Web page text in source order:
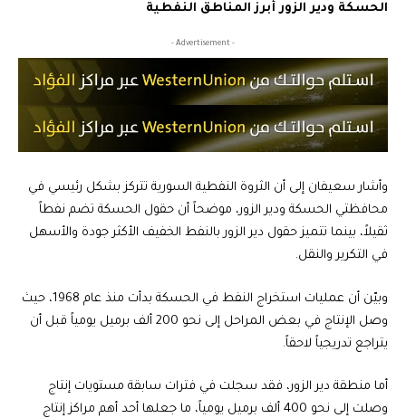
الحسكة ودير الزور أبرز المناطق النفطية
- Advertisement -
وأشار سعيفان إلى أن الثروة النفطية السورية تتركز بشكل رئيسي في
محافظتي الحسكة ودير الزور، موضحاً أن حقول الحسكة تضم نفطاً
ثقيلاً، بينما تتميز حقول دير الزور بالنفط الخفيف الأكثر جودة والأسهل
في التكرير والنقل.
وبيّن أن عمليات استخراج النفط في الحسكة بدأت منذ عام 1968، حيث
وصل الإنتاج في بعض المراحل إلى نحو 200 ألف برميل يومياً قبل أن
يتراجع تدريجياً لاحقاً.
أما منطقة دير الزور، فقد سجلت في فترات سابقة مستويات إنتاج
وصلت إلى نحو 400 ألف برميل يومياً، ما جعلها أحد أهم مراكز إنتاج